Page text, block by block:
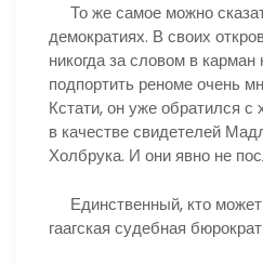
То же самое можно
демократиях. В своих
никогда за словом в
подпортить реноме очень
Кстати, он уже обратился с
в качестве свидетелей
Холбрука. И они явно не
Единственный, кто может
гаагская судебная